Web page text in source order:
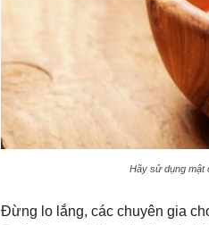
Hãy sử dụng mật
Đừng lo lắng, các chuyên gia